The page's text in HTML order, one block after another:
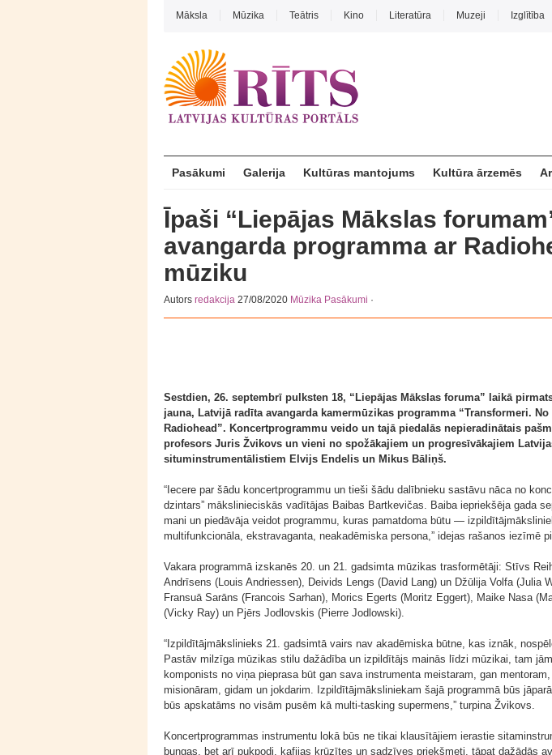
Māksla Mūzika Teātris Kino Literatūra Muzeji Izglītība
Pasākumi Galerija Kultūras mantojums Kultūra ārzemēs
Īpaši “Liepājas Mākslas
avangarda programma ar
mūziku
Autors redakcija 27/08/2020 Mūzika Pasākumi ·
Sestdien, 26. septembrī pulksten 18, “Liepājas Mākslas foruma” laikā
jauna, Latvijā radīta avangarda kamermūzikas programma “Transformeri. No
Radiohead”. Koncertprogrammu veido un tajā piedalās nepieradinātais
profesors Juris Žvikovs un vieni no spožākajiem un progresīvākajiem
situminstrumentālistiem Elvijs Endelis un Mikus Bāliņš.
“Iecere par šādu koncertprogrammu un tieši šādu dalībnieku sastāvu nāca no
dzintars” mākslinieciskās vadītājas Baibas Bartkevičas. Baiba iepriekšēja gada
mani un piedāvāja veidot programmu, kuras pamatdoma būtu —
multifunkcionāla, ekstravaganta, neakadēmiska persona,” idejas rašanos iezīmē
Vakara programmā izskanēs 20. un 21. gadsimta mūzikas trasformētāji: Stīvs
Andrīsens (Louis Andriessen), Deivids Lengs (David Lang) un Džūlija Volfa (Julia
Fransuā Sarāns (Francois Sarhan), Morics Egerts (Moritz Eggert), Maike Nasa
(Vicky Ray) un Pjērs Jodlovskis (Pierre Jodlowski).
“Izpildītājmākslinieks 21. gadsimtā vairs nav akadēmiska būtne, kas iznāk,
Pastāv milzīga mūzikas stilu dažādība un izpildītājs mainās līdzi mūzikai, tam
komponists no viņa pieprasa būt gan sava instrumenta meistaram, gan
misionāram, gidam un jokdarim. Izpildītājmāksliniekam šajā programmā būs
būs apskatāms no visām pusēm kā multi-tasking supermens,” turpina Žvikovs.
Koncertprogrammas instrumentu lokā būs ne tikai klausītājiem ierastie
bungas, bet arī puķpodi, kafijas krūzītes un sadzīves priekšmeti, tāpat dažādās